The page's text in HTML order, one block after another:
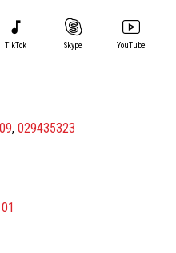
TikTok Skype YouTube
, 029435323